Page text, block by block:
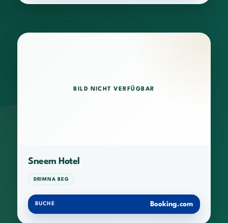
BILD NICHT VERFÜGBAR
Sneem Hotel
DRIMNA BEG
BUCHE Booking.com